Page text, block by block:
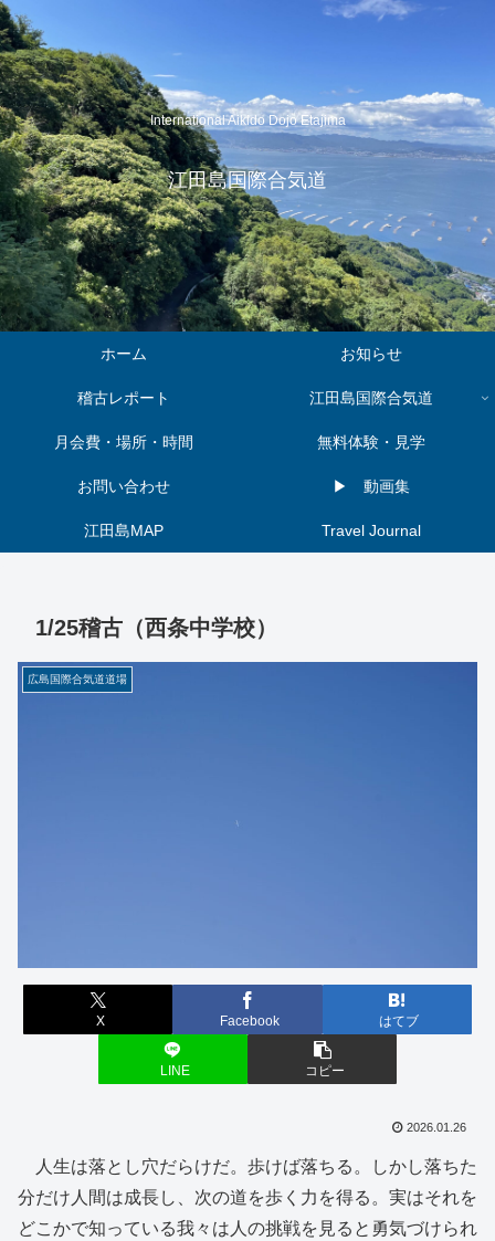
International Aikido Dojo Etajima
江田島国際合気道
ホーム お知らせ
稽古レポート 江田島国際合気道
月会費・場所・時間 無料体験・見学
お問い合わせ ▶︎ 動画集
江田島MAP Travel Journal
1/25稽古（西条中学校）
広島国際合気道道場
X Facebook はてブ
LINE コピー
2026.01.26
人生は落とし穴だらけだ。歩けば落ちる。しかし落ちた
分だけ人間は成長し、次の道を歩く力を得る。実はそれを
どこかで知っている我々は人の挑戦を見ると勇気づけられ